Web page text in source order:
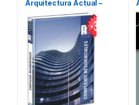
Arquitectura Actual –